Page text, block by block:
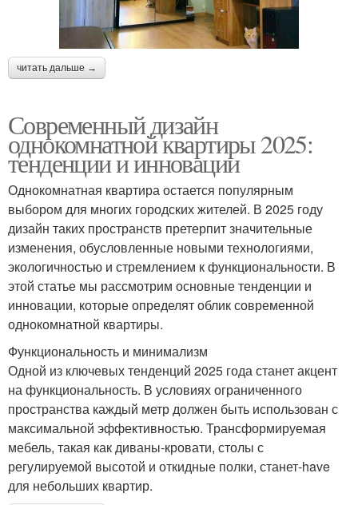
читать дальше →
Современный дизайн
однокомнатной квартиры 2025:
тенденции и инновации
Однокомнатная квартира остается популярным
выбором для многих городских жителей. В 2025 году
дизайн таких пространств претерпит значительные
изменения, обусловленные новыми технологиями,
экологичностью и стремлением к функциональности. В
этой статье мы рассмотрим основные тенденции и
инновации, которые определят облик современной
однокомнатной квартиры.
Функциональность и минимализм
Одной из ключевых тенденций 2025 года станет акцент
на функциональность. В условиях ограниченного
пространства каждый метр должен быть использован с
максимальной эффективностью. Трансформируемая
мебель, такая как диваны-кровати, столы с
регулируемой высотой и откидные полки, станет-have
для небольших квартир.